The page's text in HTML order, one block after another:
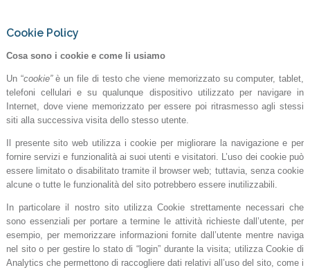
Cookie Policy
Cosa sono i cookie e come li usiamo
Un “cookie”è un file di testo che viene memorizzato su computer, tablet,
telefoni cellulari e su qualunque dispositivo utilizzato per navigare in
Internet, dove viene memorizzato per essere poi ritrasmesso agli stessi
siti alla successiva visita dello stesso utente.
Il presente sito web utilizza i cookie per migliorare la navigazione e per
fornire servizi e funzionalità ai suoi utenti e visitatori. L’uso dei cookie può
essere limitato o disabilitato tramite il browser web; tuttavia, senza cookie
alcune o tutte le funzionalità del sito potrebbero essere inutilizzabili.
In particolare il nostro sito utilizza Cookie strettamente necessari che
sono essenziali per portare a termine le attività richieste dall’utente, per
esempio, per memorizzare informazioni fornite dall’utente mentre naviga
nel sito o per gestire lo stato di “login” durante la visita; utilizza Cookie di
Analytics che permettono di raccogliere dati relativi all’uso del sito, come i